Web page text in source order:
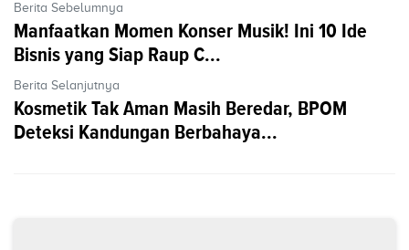
Berita Sebelumnya
Manfaatkan Momen Konser Musik! Ini 10 Ide
Bisnis yang Siap Raup C...
Berita Selanjutnya
Kosmetik Tak Aman Masih Beredar, BPOM
Deteksi Kandungan Berbahaya...